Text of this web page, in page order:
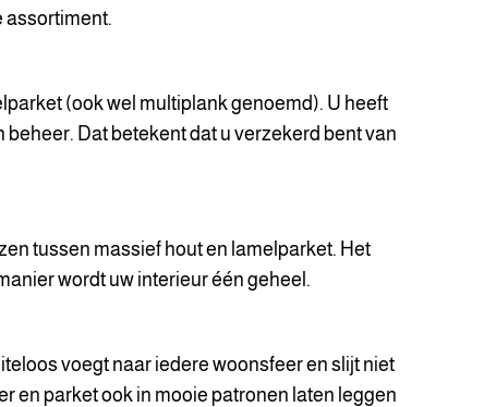
assortiment.
(ook wel multiplank genoemd). U heeft
Dat betekent dat u verzekerd bent van
tussen massief hout en lamelparket. Het
wordt uw interieur één geheel.
voegt naar iedere woonsfeer en slijt niet
en parket ook in mooie patronen laten leggen